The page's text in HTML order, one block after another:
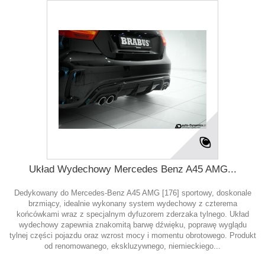
Układ Wydechowy Mercedes Benz A45 AMG...
Dedykowany do Mercedes-Benz A45 AMG [176] sportowy, doskonale
brzmiący, idealnie wykonany system wydechowy z czterema
końcówkami wraz z specjalnym dyfuzorem zderzaka tylnego. Układ
wydechowy zapewnia znakomitą barwę dźwięku, poprawę wyglądu
tylnej części pojazdu oraz wzrost mocy i momentu obrotowego. Produkt
od renomowanego, ekskluzywnego, niemieckiego...